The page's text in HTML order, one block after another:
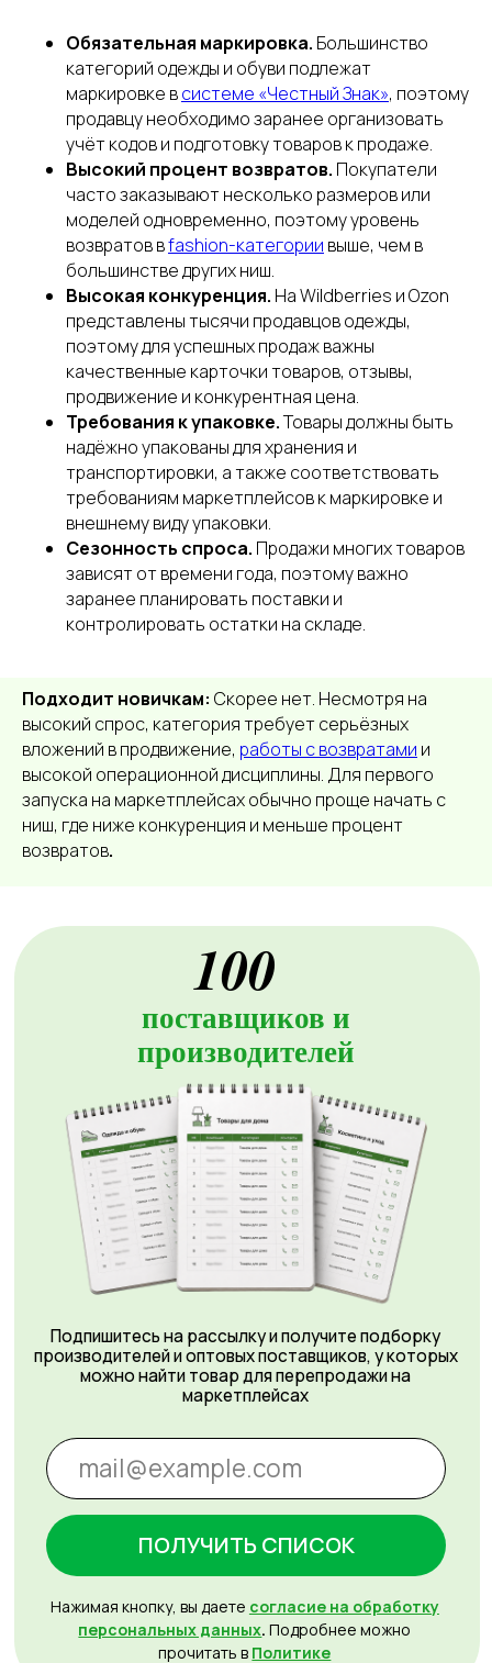
Обязательная маркировка. Большинство
категорий одежды и обуви подлежат
маркировке всистеме «Честный Знак», поэтому
продавцу необходимо заранее организовать
учёт кодов и подготовку товаров к продаже.
Высокий процент возвратов. Покупатели
часто заказывают несколько размеров или
моделей одновременно, поэтому уровень
возвратов вfashion-категории выше, чем в
большинстве других ниш.
Высокая конкуренция. На Wildberries и Ozon
представлены тысячи продавцов одежды,
поэтому для успешных продаж важны
качественные карточки товаров, отзывы,
продвижение и конкурентная цена.
Требования к упаковке.Товары должны быть
надёжно упакованы для хранения и
транспортировки, а также соответствовать
требованиям маркетплейсов к маркировке и
внешнему виду упаковки.
Сезонность спроса. Продажи многих товаров
зависят от времени года, поэтому важно
заранее планировать поставки и
контролировать остатки на складе.
Подходит новичкам: Скорее нет. Несмотря на
высокий спрос, категория требует серьёзных
вложений в продвижение, работы с возвратами и
высокой операционной дисциплины. Для первого
запуска на маркетплейсах обычно проще начать с
ниш, где ниже конкуренция и меньше процент
возвратов.